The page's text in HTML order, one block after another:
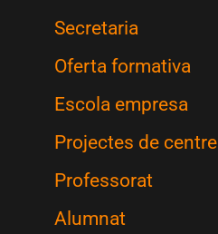
Secretaria
Oferta formativa
Escola empresa
Projectes de centre
Professorat
Alumnat